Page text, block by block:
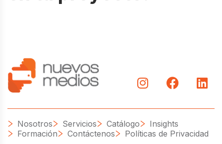
Nosotros Servicios Catálogo
Insights
Formación
Contáctenos Políticas de Privacidad